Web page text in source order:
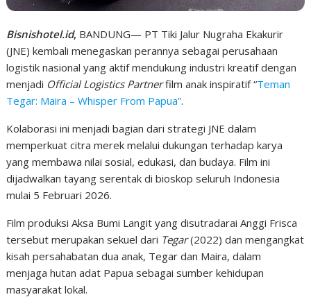
Bisnishotel.id, BANDUNG— PT Tiki Jalur Nugraha Ekakurir
(JNE) kembali menegaskan perannya sebagai perusahaan
logistik nasional yang aktif mendukung industri kreatif dengan
menjadi Official Logistics Partnerfilm anak inspiratif “Teman
Tegar: Maira – Whisper From Papua”.
Kolaborasi ini menjadi bagian dari strategi JNE dalam
memperkuat citra merek melalui dukungan terhadap karya
yang membawa nilai sosial, edukasi, dan budaya. Film ini
dijadwalkan tayang serentak di bioskop seluruh Indonesia
mulai 5 Februari 2026.
Film produksi Aksa Bumi Langit yang disutradarai Anggi Frisca
tersebut merupakan sekuel dari Tegar(2022) dan mengangkat
kisah persahabatan dua anak, Tegar dan Maira, dalam
menjaga hutan adat Papua sebagai sumber kehidupan
masyarakat lokal.